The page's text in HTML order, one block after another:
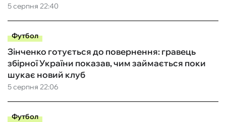
5 серпня 22:40
Футбол
5 серпня 22:06
Зінченко готується до повернення: гравець
збірної України показав, чим займається поки
шукає новий клуб
Футбол